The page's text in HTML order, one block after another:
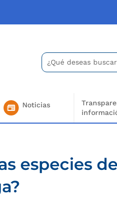
Buscar:
Search
for...
Noticias
especies